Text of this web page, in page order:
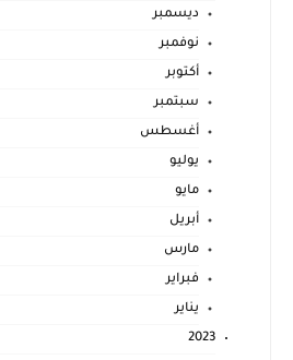
ديسمبر
نوفمبر
أكتوبر
سبتمبر
أغسطس
يوليو
مايو
أبريل
مارس
فبراير
يناير
2023